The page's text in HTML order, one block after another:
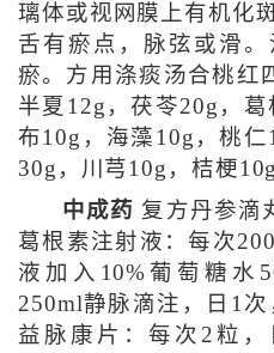
璃体或视网膜上有机化
舌有瘀点，脉弦或滑
瘀。方用涤痰汤合桃红
半夏12g，茯苓20g，
布10g，海藻10g，桃
30g，川芎10g，桔梗
中成药 复方丹参滴
葛根素注射液：每次
液加入10%葡萄糖水
250ml静脉滴注，日1次
益脉康片：每次2粒